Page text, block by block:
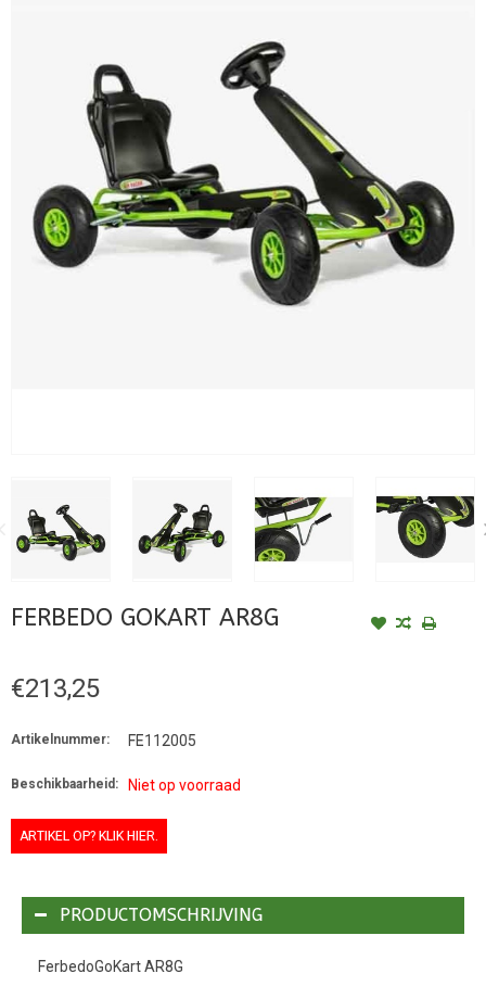
FERBEDO GOKART AR8G
€213,25
Artikelnummer: FE112005
Beschikbaarheid: Niet op voorraad
ARTIKEL OP? KLIK HIER.
PRODUCTOMSCHRIJVING
FerbedoGoKart AR8G